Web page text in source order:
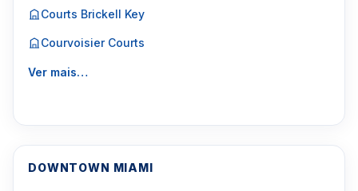
Courts Brickell Key
Courvoisier Courts
Ver mais…
DOWNTOWN MIAMI